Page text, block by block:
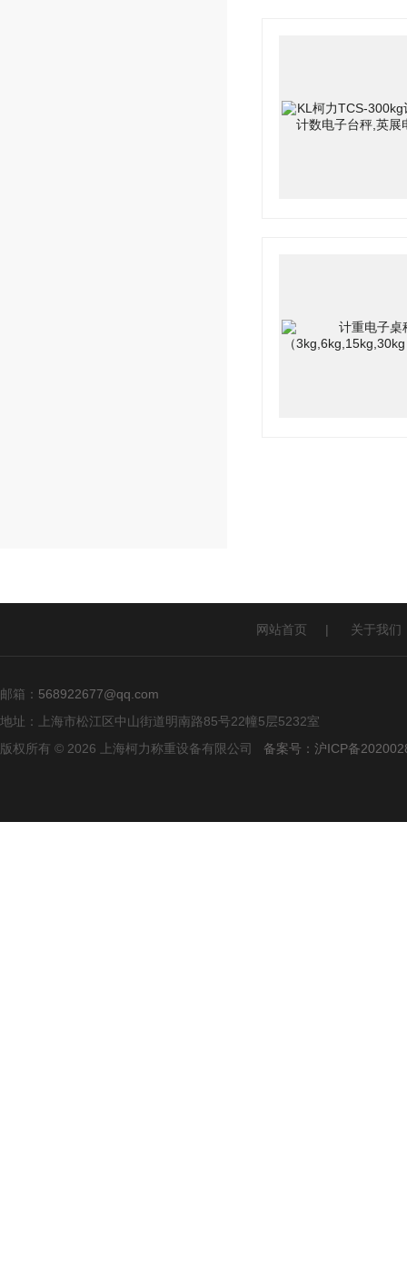
网站首页 | 关于我们
邮箱： 568922677@qq.com
地址：上海市松江区中山街道明南路85号22幢5层5232室
版权所有 © 2026 上海柯力称重设备有限公司 备案号：沪ICP备